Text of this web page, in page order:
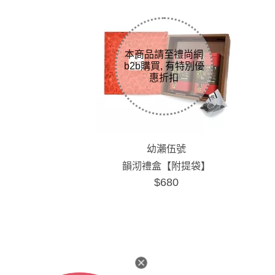
幼瀨伍號
韻沏禮盒【附提袋】
$680